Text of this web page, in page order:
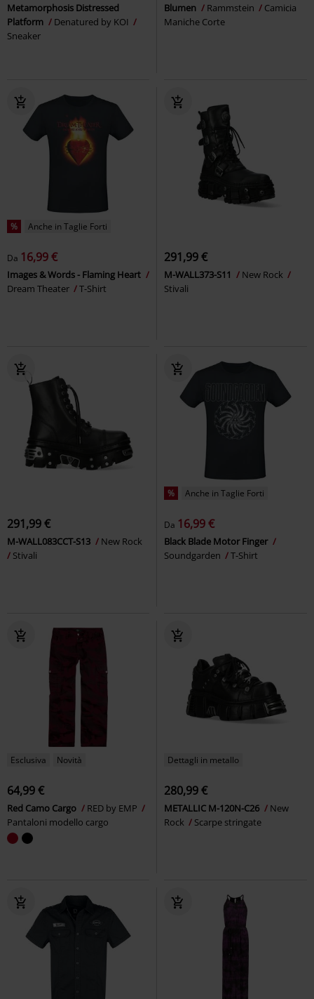
Metamorphosis Distressed
Platform
Denatured by KOI
Sneaker
Blumen Rammstein
Camicia
Maniche Corte
% Anche in Taglie Forti
Da 16,99 €
Images & Words - Flaming Heart
Dream Theater
T-Shirt
291,99 €
M-WALL373-S11
New Rock
Stivali
291,99 €
M-WALL083CCT-S13
New Rock
Stivali
% Anche in Taglie Forti
Da 16,99 €
Black Blade Motor Finger
Soundgarden
T-Shirt
Esclusiva Novità
64,99 €
Red Camo Cargo
RED by EMP
Pantaloni modello cargo
Dettagli in metallo
280,99 €
METALLIC M-120N-C26
New
Rock
Scarpe stringate